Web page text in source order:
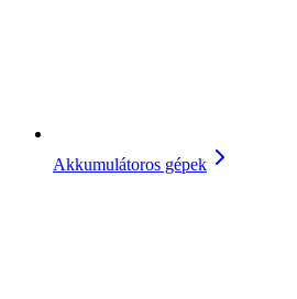
Akkumulátoros gépek